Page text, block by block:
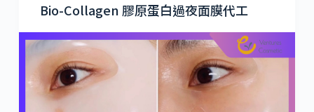
Bio-Collagen 膠原蛋白過夜面膜代工